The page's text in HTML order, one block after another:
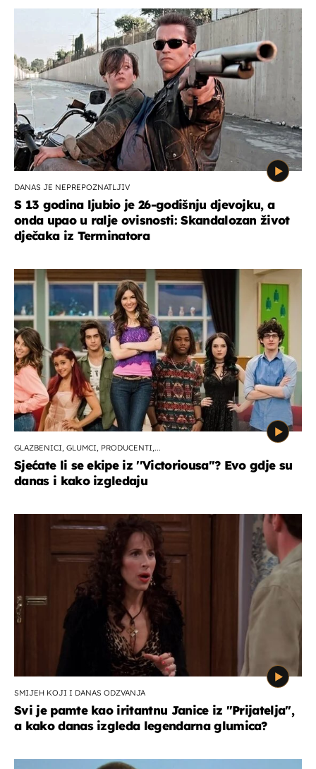
DANAS JE NEPREPOZNATLJIV
S 13 godina ljubio je 26-godišnju djevojku, a
onda upao u ralje ovisnosti: Skandalozan život
dječaka iz Terminatora
GLAZBENICI, GLUMCI, PRODUCENTI,...
Sjećate li se ekipe iz ''Victoriousa''? Evo gdje su
danas i kako izgledaju
SMIJEH KOJI I DANAS ODZVANJA
Svi je pamte kao iritantnu Janice iz "Prijatelja",
a kako danas izgleda legendarna glumica?